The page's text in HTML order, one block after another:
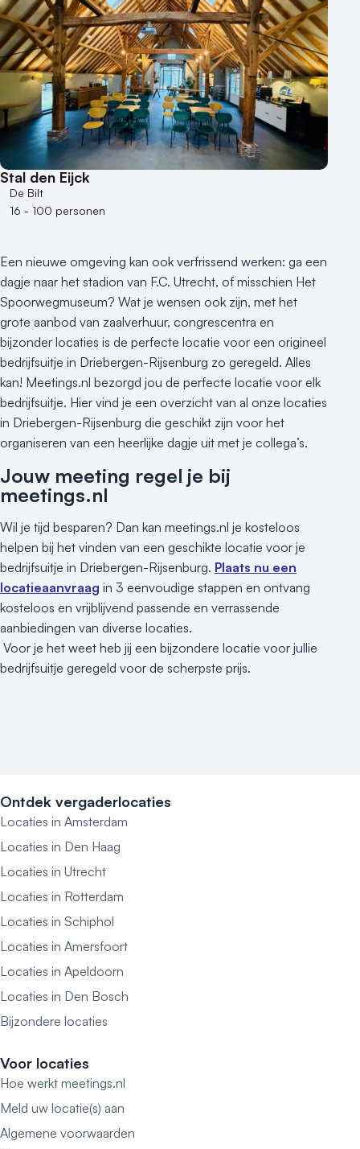
Aantal zalen
1 - 5 zalen
6 - 10 zalen
10 of meer zalen
Aantal personen
1 - 50 personen
50 - 100 personen
100 - 250 personen
250 - 500 personen
Buitenlocatie
Duurzame locatie
Groene locatie
Heisessie
Hotel
Hybride events
Industriële locatie
Kasteel en landgoed
Kleine / intieme locatie
Locaties aan zee
Museum
Theater
Varende locatie
Stal den Eijck
De Bilt
16 - 100 personen
Een nieuwe omgeving kan ook verfrissend werken: ga een
dagje naar het stadion van F.C. Utrecht, of misschien Het
Spoorwegmuseum? Wat je wensen ook zijn, met het
grote aanbod van zaalverhuur, congrescentra en
bijzonder locaties is de perfecte locatie voor een origineel
bedrijfsuitje in Driebergen-Rijsenburg zo geregeld. Alles
kan! Meetings.nl bezorgd jou de perfecte locatie voor elk
bedrijfsuitje. Hier vind je een overzicht van al onze locaties
in Driebergen-Rijsenburg die geschikt zijn voor het
organiseren van een heerlijke dagje uit met je collega’s.
Jouw meeting regel je bij
meetings.nl
Wil je tijd besparen? Dan kan meetings.nl je kosteloos
helpen bij het vinden van een geschikte locatie voor je
bedrijfsuitje in Driebergen-Rijsenburg. Plaats nu een
locatieaanvraag in 3 eenvoudige stappen en ontvang
kosteloos en vrijblijvend passende en verrassende
aanbiedingen van diverse locaties.
Voor je het weet heb jij een bijzondere locatie voor jullie
bedrijfsuitje geregeld voor de scherpste prijs.
Ontdek vergaderlocaties
Locaties in Amsterdam
Locaties in Den Haag
Locaties in Utrecht
Locaties in Rotterdam
Locaties in Schiphol
Locaties in Amersfoort
Locaties in Apeldoorn
Locaties in Den Bosch
Bijzondere locaties
Voor locaties
Hoe werkt meetings.nl
Meld uw locatie(s) aan
Algemene voorwaarden